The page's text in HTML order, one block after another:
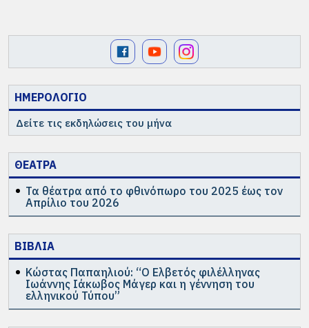
ΗΜΕΡΟΛΟΓΙΟ
Δείτε τις εκδηλώσεις του μήνα
ΘΕΑΤΡΑ
Τα θέατρα από το φθινόπωρο του 2025 έως τον
Απρίλιο του 2026
ΒΙΒΛΙΑ
Κώστας Παπαηλιού: “Ο Ελβετός φιλέλληνας
Ιωάννης Ιάκωβος Μάγερ και η γέννηση του
ελληνικού Τύπου”